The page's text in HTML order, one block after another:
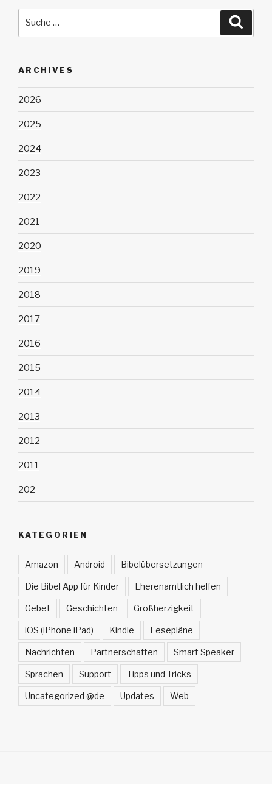
ARCHIVES
2026
2025
2024
2023
2022
2021
2020
2019
2018
2017
2016
2015
2014
2013
2012
2011
202
KATEGORIEN
Amazon Android Bibelübersetzungen
Die Bibel App für Kinder Eherenamtlich helfen
Gebet Geschichten Großherzigkeit
iOS (iPhone iPad) Kindle Lesepläne
Nachrichten Partnerschaften Smart Speaker
Sprachen Support Tipps und Tricks
Uncategorized @de Updates Web